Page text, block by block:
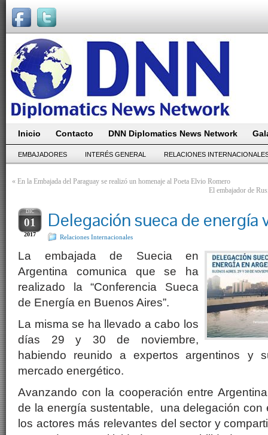
Inicio Contacto DNN Diplomatics News Network
EMBAJADORES INTERÉS GENERAL RELACIONES
« En la Embajada del Paraguay se realizó un homenaje al Poeta Elvio Romero
El embajador de
DIC
01
2017
Delegación sueca de energía
Relaciones Internacionales
La embajada de Suecia en
Argentina comunica que se ha
realizado la “Conferencia Sueca
de Energía en Buenos Aires”.
La misma se ha llevado a cabo los
días 29 y 30 de noviembre,
habiendo reunido a expertos argentinos y
mercado energético.
Avanzando con la cooperación entre
de la energía sustentable, una delegación con
los actores más relevantes del sector y